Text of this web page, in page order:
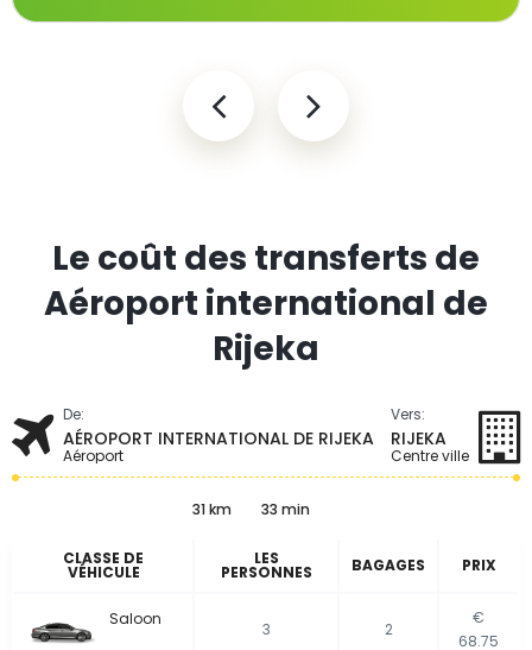
Le coût des transferts de
Aéroport international de
Rijeka
De:
AÉROPORT INTERNATIONAL DE RIJEKA
Aéroport
Vers:
RIJEKA
Centre ville
31 km 33 min
CLASSE DE
VÉHICULE
LES
PERSONNES BAGAGES PRIX
Saloon
3 2
€
68.75